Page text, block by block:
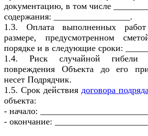
документацию, в том числе
содержания: _________________.
1.3. Оплата выполненных
размере, предусмотренном
порядке и в следующие сроки:
1.4. Риск случайной гибели
повреждения Объекта до его
несет Подрядчик.
1.5. Срок действия договора
объекта:
- начало:
- окончание: